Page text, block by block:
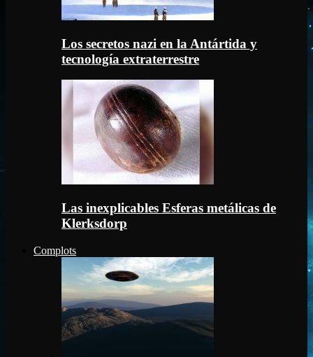
Los secretos nazi en la Antártida y
tecnología extraterrestre
Las inexplicables Esferas metálicas de
Klerksdorp
Complots